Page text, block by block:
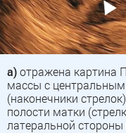
а)отражена картина
массы с
(наконечники
полости матки
латеральной